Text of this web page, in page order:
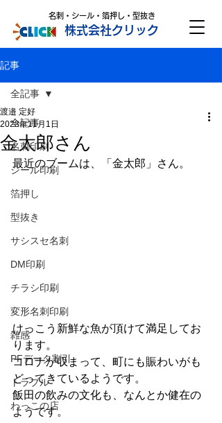
株式会社クリック
名刺・シール・箔押し・型抜き
記事
全記事
名刺印刷
シール印刷
箔押し
型抜き
サシスセ名刺
DM印刷
チラシ印刷
変形名刺印刷
雑感
PFデータ割引
トラブル
わっこの店
全記事
金太郎さん
渡邉 定好
2023年11月1日
最近のブームは、「金太郎」さん。
けっこう新鮮な魚が頂けて満足してお
ります。
コロナが収まって、町にも賑わいがも
どってきているようです。
飯田の飲みの文化も、なんとか健在の
ようです。